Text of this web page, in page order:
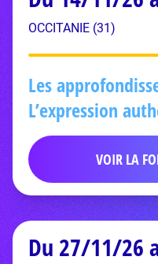
OCCITANIE (31)
Les
L’expression
VOIR LA
Du 27/11/26